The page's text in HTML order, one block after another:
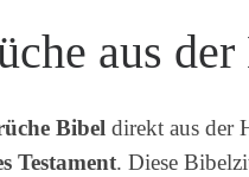
aus
Bibel direkt aus der
Testament. Diese